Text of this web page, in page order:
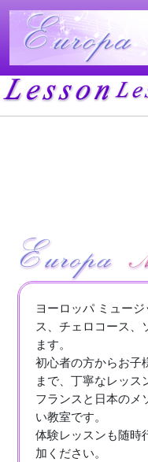
ヨーロッパ ミュー
ス、チェロコース、
ます。
初心者の方からお子
まで、丁寧なレッス
フランスと日本のメ
い教室です。
体験レッスンも随時
加ください。